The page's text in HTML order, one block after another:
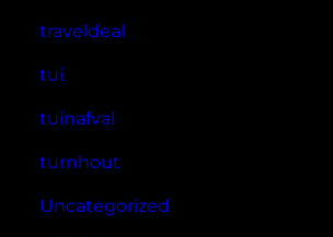
traveldeal
tui
tuinafval
turnhout
Uncategorized